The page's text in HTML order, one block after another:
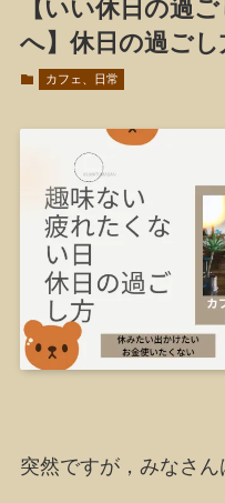
【いい休日の過
へ】休日の過ごし
カフェ、日常
突然ですが，みなさん